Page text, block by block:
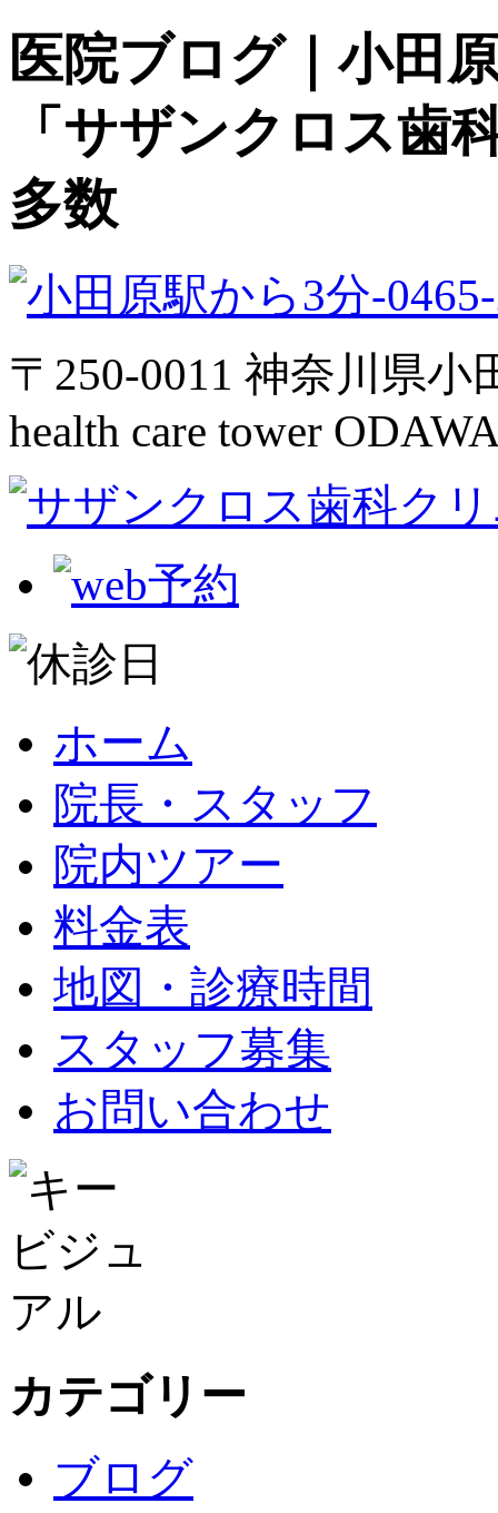
医院ブログ｜小田
「サザンクロス歯
多数
〒250-0011 神奈川県小
health care tower
ホーム
院長・スタッフ
院内ツアー
料金表
地図・診療時間
スタッフ募集
お問い合わせ
カテゴリー
ブログ